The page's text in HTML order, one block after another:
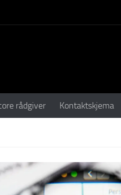
rådgiver Kontaktskjema